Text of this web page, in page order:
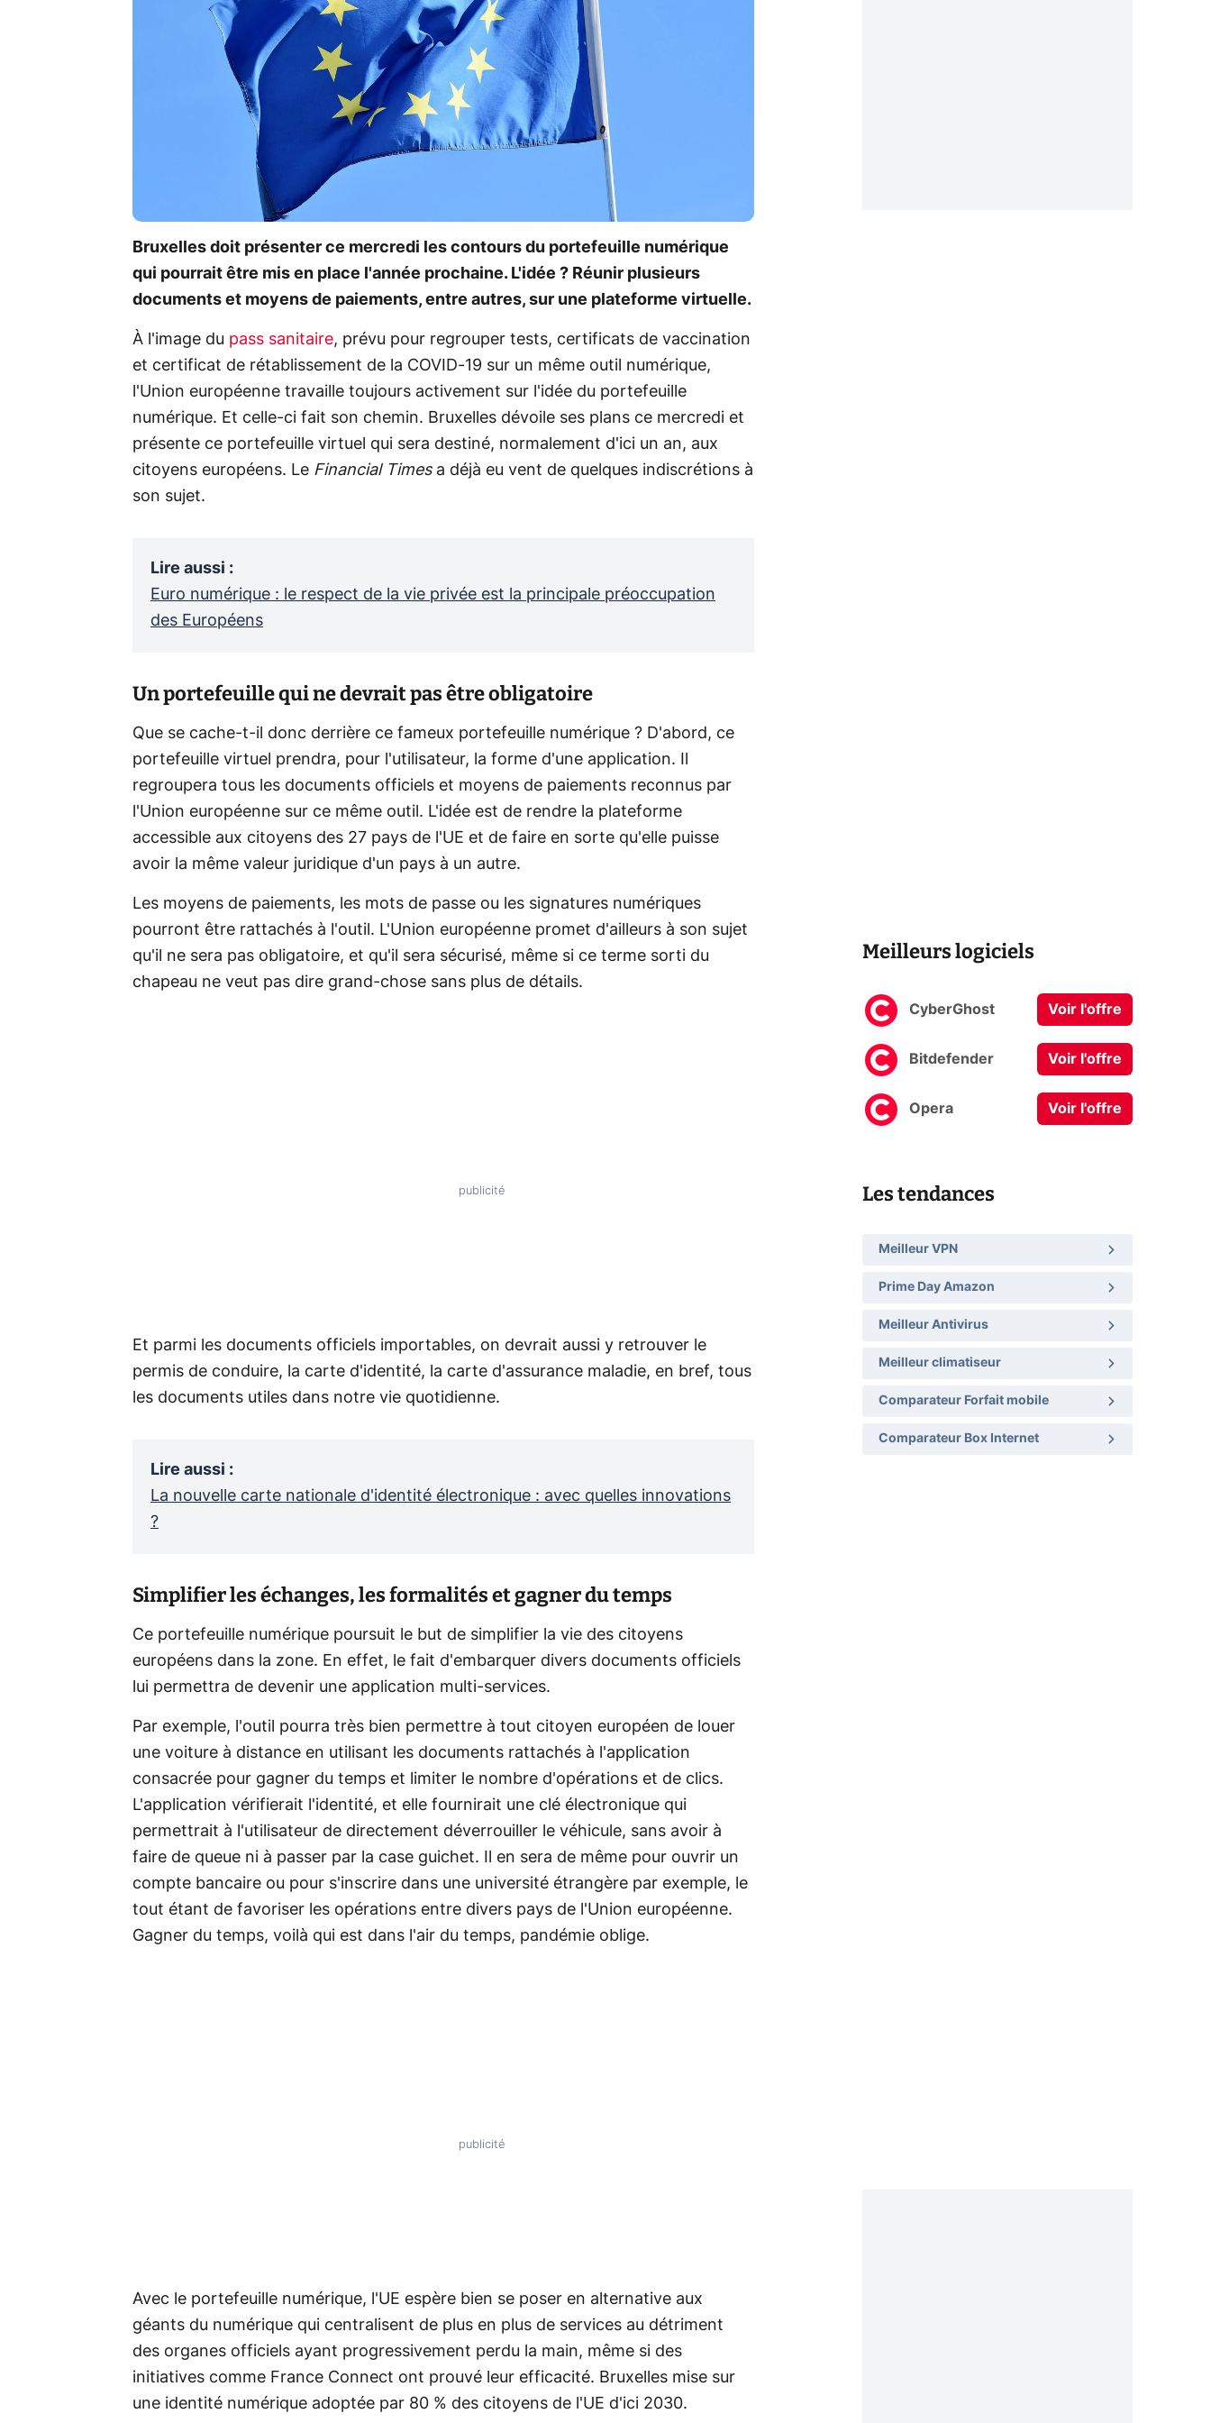
Bruxelles doit présenter ce mercredi les contours du portefeuille numérique
qui pourrait être mis en place l'année prochaine. L'idée ? Réunir plusieurs
documents et moyens de paiements, entre autres, sur une plateforme virtuelle.
À l'image du pass sanitaire, prévu pour regrouper tests, certificats de vaccination
et certificat de rétablissement de la COVID-19 sur un même outil numérique,
l'Union européenne travaille toujours activement sur l'idée du portefeuille
numérique. Et celle-ci fait son chemin. Bruxelles dévoile ses plans ce mercredi et
présente ce portefeuille virtuel qui sera destiné, normalement d'ici un an, aux
citoyens européens. Le Financial Timesa déjà eu vent de quelques indiscrétions à
son sujet.
Lire aussi :
Euro numérique : le respect de la vie privée est la principale préoccupation
des Européens
Un portefeuille qui ne devrait pas être obligatoire
Que se cache-t-il donc derrière ce fameux portefeuille numérique ? D'abord, ce
portefeuille virtuel prendra, pour l'utilisateur, la forme d'une application. Il
regroupera tous les documents officiels et moyens de paiements reconnus par
l'Union européenne sur ce même outil. L'idée est de rendre la plateforme
accessible aux citoyens des 27 pays de l'UE et de faire en sorte qu'elle puisse
avoir la même valeur juridique d'un pays à un autre.
Les moyens de paiements, les mots de passe ou les signatures numériques
pourront être rattachés à l'outil. L'Union européenne promet d'ailleurs à son sujet
qu'il ne sera pas obligatoire, et qu'il sera sécurisé, même si ce terme sorti du
chapeau ne veut pas dire grand-chose sans plus de détails.
Et parmi les documents officiels importables, on devrait aussi y retrouver le
permis de conduire, la carte d'identité, la carte d'assurance maladie, en bref, tous
les documents utiles dans notre vie quotidienne.
Lire aussi :
La nouvelle carte nationale d'identité électronique : avec quelles innovations
?
Simplifier les échanges, les formalités et gagner du temps
Ce portefeuille numérique poursuit le but de simplifier la vie des citoyens
européens dans la zone. En effet, le fait d'embarquer divers documents officiels
lui permettra de devenir une application multi-services.
Par exemple, l'outil pourra très bien permettre à tout citoyen européen de louer
une voiture à distance en utilisant les documents rattachés à l'application
consacrée pour gagner du temps et limiter le nombre d'opérations et de clics.
L'application vérifierait l'identité, et elle fournirait une clé électronique qui
permettrait à l'utilisateur de directement déverrouiller le véhicule, sans avoir à
faire de queue ni à passer par la case guichet. Il en sera de même pour ouvrir un
compte bancaire ou pour s'inscrire dans une université étrangère par exemple, le
tout étant de favoriser les opérations entre divers pays de l'Union européenne.
Gagner du temps, voilà qui est dans l'air du temps, pandémie oblige.
Avec le portefeuille numérique, l'UE espère bien se poser en alternative aux
géants du numérique qui centralisent de plus en plus de services au détriment
des organes officiels ayant progressivement perdu la main, même si des
initiatives comme France Connect ont prouvé leur efficacité. Bruxelles mise sur
une identité numérique adoptée par 80 % des citoyens de l'UE d'ici 2030.
Meilleurs logiciels
CyberGhost Voir l'offre
Bitdefender Voir l'offre
Opera Voir l'offre
Les tendances
Meilleur VPN
Prime Day Amazon
Meilleur Antivirus
Meilleur climatiseur
Comparateur Forfait mobile
Comparateur Box Internet